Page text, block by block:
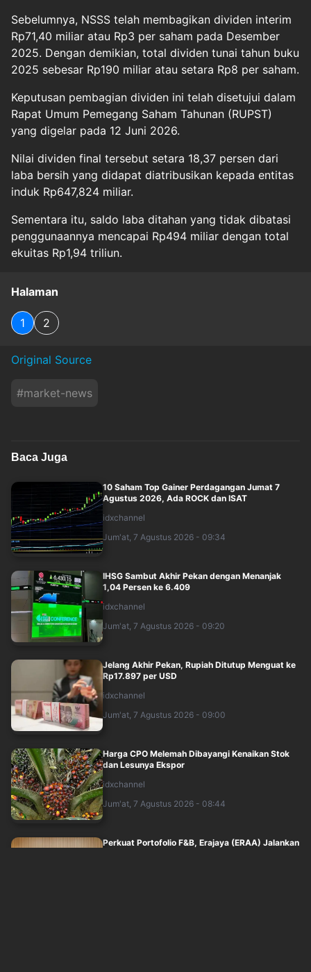
Sebelumnya, NSSS telah membagikan dividen interim
Rp71,40 miliar atau Rp3 per saham pada Desember
2025. Dengan demikian, total dividen tunai tahun buku
2025 sebesar Rp190 miliar atau setara Rp8 per saham.
Keputusan pembagian dividen ini telah disetujui dalam
Rapat Umum Pemegang Saham Tahunan (RUPST)
yang digelar pada 12 Juni 2026.
Nilai dividen final tersebut setara 18,37 persen dari
laba bersih yang didapat diatribusikan kepada entitas
induk Rp647,824 miliar.
Sementara itu, saldo laba ditahan yang tidak dibatasi
penggunaannya mencapai Rp494 miliar dengan total
ekuitas Rp1,94 triliun.
Halaman
1 2
Original Source
#market-news
Baca Juga
10 Saham Top Gainer Perdagangan Jumat 7
Agustus 2026, Ada ROCK dan ISAT
idxchannel
Jum'at, 7 Agustus 2026 - 09:34
IHSG Sambut Akhir Pekan dengan Menanjak
1,04 Persen ke 6.409
idxchannel
Jum'at, 7 Agustus 2026 - 09:20
Jelang Akhir Pekan, Rupiah Ditutup Menguat ke
Rp17.897 per USD
idxchannel
Jum'at, 7 Agustus 2026 - 09:00
Harga CPO Melemah Dibayangi Kenaikan Stok
dan Lesunya Ekspor
idxchannel
Jum'at, 7 Agustus 2026 - 08:44
Perkuat Portofolio F&B, Erajaya (ERAA) Jalankan